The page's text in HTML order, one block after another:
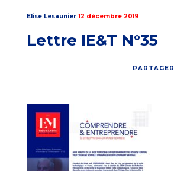
Elise Lesaunier 12 décembre 2019
Lettre IE&T N°35
PARTAGER